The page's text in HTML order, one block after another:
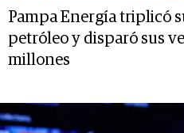
Pampa Energía triplicó
petróleo y disparó sus
millones